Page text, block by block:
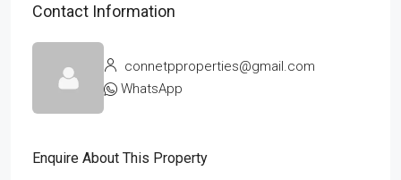
Contact Information
connetpproperties@gmail.com
WhatsApp
Enquire About This Property